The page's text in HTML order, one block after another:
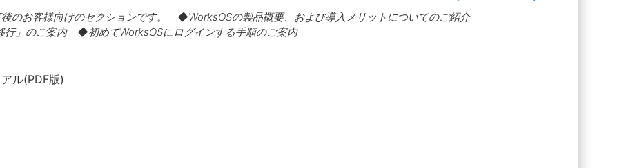
のお客様向けのセクションです。 ◆WorksOSの製品概要、および導入メリットについてのご紹介
行」のご案内 ◆初めてWorksOSにログインする手順のご案内
ル(PDF版)